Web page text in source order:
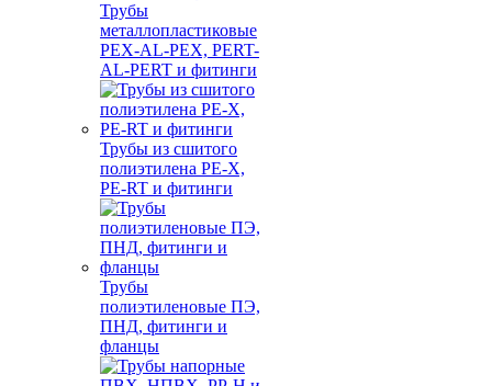
Трубы
металлопластиковые
PEX-AL-PEX, PERT-
AL-PERT и фитинги
Трубы из сшитого
полиэтилена PE-X,
PE-RT и фитинги
Трубы
полиэтиленовые ПЭ,
ПНД, фитинги и
фланцы